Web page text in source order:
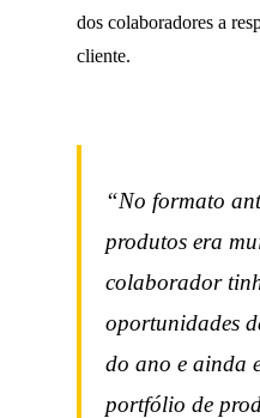
dos colaboradores a
cliente.
“No formato
produtos era
colaborador
oportunidades
do ano e ainda
portfólio de